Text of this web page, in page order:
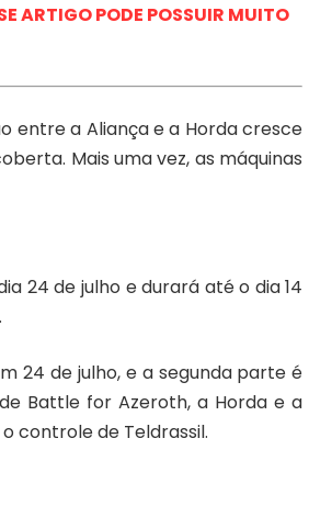
ARTIGO PODE POSSUIR MUITO
entre a Aliança e a Horda cresce
Mais uma vez, as máquinas
24 de julho e durará até o dia 14
24 de julho, e a segunda parte é
Battle for Azeroth, a Horda e a
controle de Teldrassil.